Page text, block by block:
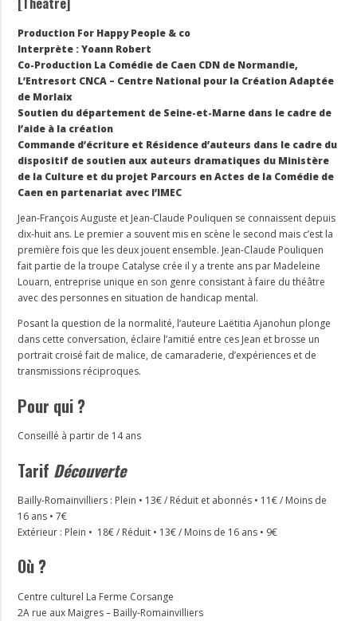
Production For Happy People & co
Interprète : Yoann Robert
Co-Production La Comédie de Caen CDN de Normandie,
L’Entresort CNCA – Centre National pour la Création Adaptée
de Morlaix
Soutien du département de Seine-et-Marne dans le cadre de
l’aide à la création
Commande d’écriture et Résidence d’auteurs dans le cadre du
dispositif de soutien aux auteurs dramatiques du Ministère
de la Culture et du projet Parcours en Actes de la Comédie de
Caen en partenariat avec l’IMEC
Jean-François Auguste et Jean-Claude Pouliquen se connaissent depuis
dix-huit ans. Le premier a souvent mis en scène le second mais c’est la
première fois que les deux jouent ensemble. Jean-Claude Pouliquen
fait partie de la troupe Catalyse crée il y a trente ans par Madeleine
Louarn, entreprise unique en son genre consistant à faire du théâtre
avec des personnes en situation de handicap mental.
Posant la question de la normalité, l’auteure Laëtitia Ajanohun plonge
dans cette conversation, éclaire l’amitié entre ces Jean et brosse un
portrait croisé fait de malice, de camaraderie, d’expériences et de
transmissions réciproques.
Pour qui ?
Conseillé à partir de 14 ans
Tarif Découverte
Bailly-Romainvilliers : Plein • 13€ / Réduit et abonnés • 11€ / Moins de
16 ans • 7€
Extérieur : Plein • 18€ / Réduit • 13€ / Moins de 16 ans • 9€
Où ?
Centre culturel La Ferme Corsange
2A rue aux Maigres – Bailly-Romainvilliers